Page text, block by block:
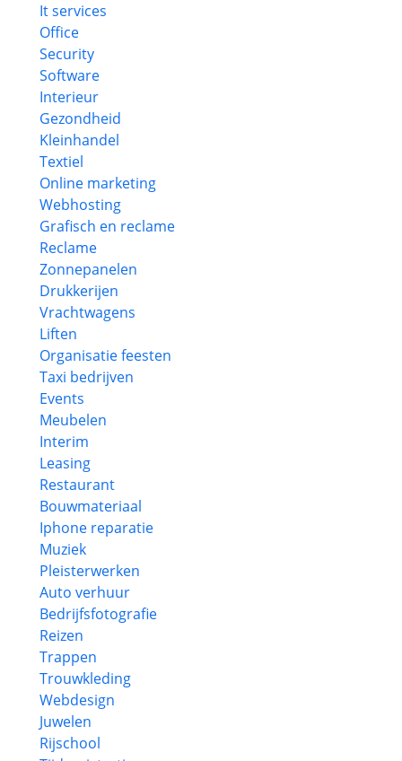
It services
Office
Security
Software
Interieur
Gezondheid
Kleinhandel
Textiel
Online marketing
Webhosting
Grafisch en reclame
Reclame
Zonnepanelen
Drukkerijen
Vrachtwagens
Liften
Organisatie feesten
Taxi bedrijven
Events
Meubelen
Interim
Leasing
Restaurant
Bouwmateriaal
Iphone reparatie
Muziek
Pleisterwerken
Auto verhuur
Bedrijfsfotografie
Reizen
Trappen
Trouwkleding
Webdesign
Juwelen
Rijschool